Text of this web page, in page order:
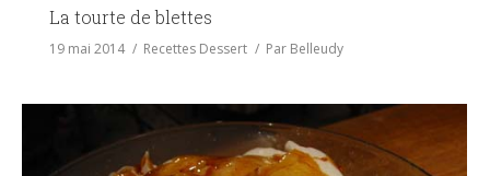
La tourte de blettes
19 mai 2014 Recettes Dessert Par Belleudy